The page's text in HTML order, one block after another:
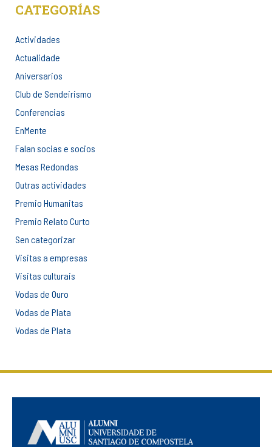
CATEGORÍAS
Actividades
Actualidade
Aniversarios
Club de Sendeirismo
Conferencias
EnMente
Falan socias e socios
Mesas Redondas
Outras actividades
Premio Humanitas
Premio Relato Curto
Sen categorizar
Visitas a empresas
Visitas culturais
Vodas de Ouro
Vodas de Plata
Vodas de Plata